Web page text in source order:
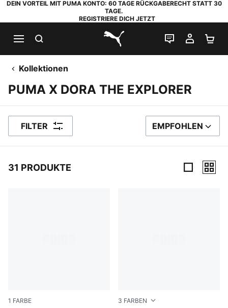
DEIN VORTEIL MIT PUMA KONTO: 60 TAGE RÜCKGABERECHT STATT 30
TAGE.
REGISTRIERE DICH JETZT
PUMA.com
LIVE-CHAT
MEIN
Kollektionen
PUMA X DORA THE EXPLORER
FILTER SORTIEREN NACH
EMPFOHLEN
31 PRODUKTE
1 FARBE 3 FARBEN